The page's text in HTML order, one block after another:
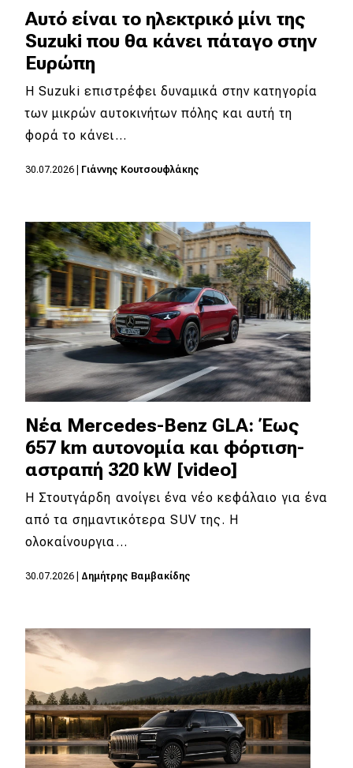
Αυτό είναι το ηλεκτρικό μίνι της
Suzuki που θα κάνει πάταγο στην
Ευρώπη
Η Suzuki επιστρέφει δυναμικά στην κατηγορία
των μικρών αυτοκινήτων πόλης και αυτή τη
φορά το κάνει…
30.07.2026 Γιάννης Κουτσουφλάκης
Νέα Mercedes-Benz GLA: Έως
657 km αυτονομία και φόρτιση-
αστραπή 320 kW [video]
Η Στουτγάρδη ανοίγει ένα νέο κεφάλαιο για ένα
από τα σημαντικότερα SUV της. Η
ολοκαίνουργια…
30.07.2026 Δημήτρης Βαμβακίδης